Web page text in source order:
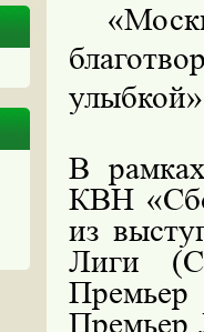
В
КВН
из
Лиги
Премьер